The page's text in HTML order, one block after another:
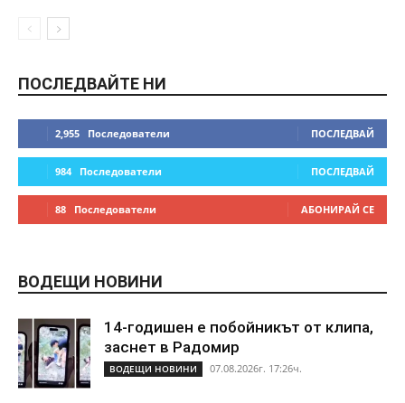
ПОСЛЕДВАЙТЕ НИ
2,955 Последователи ПОСЛЕДВАЙ
984 Последователи ПОСЛЕДВАЙ
88 Последователи АБОНИРАЙ СЕ
ВОДЕЩИ НОВИНИ
14-годишен е побойникът от клипа,
заснет в Радомир
ВОДЕЩИ НОВИНИ 07.08.2026г. 17:26ч.